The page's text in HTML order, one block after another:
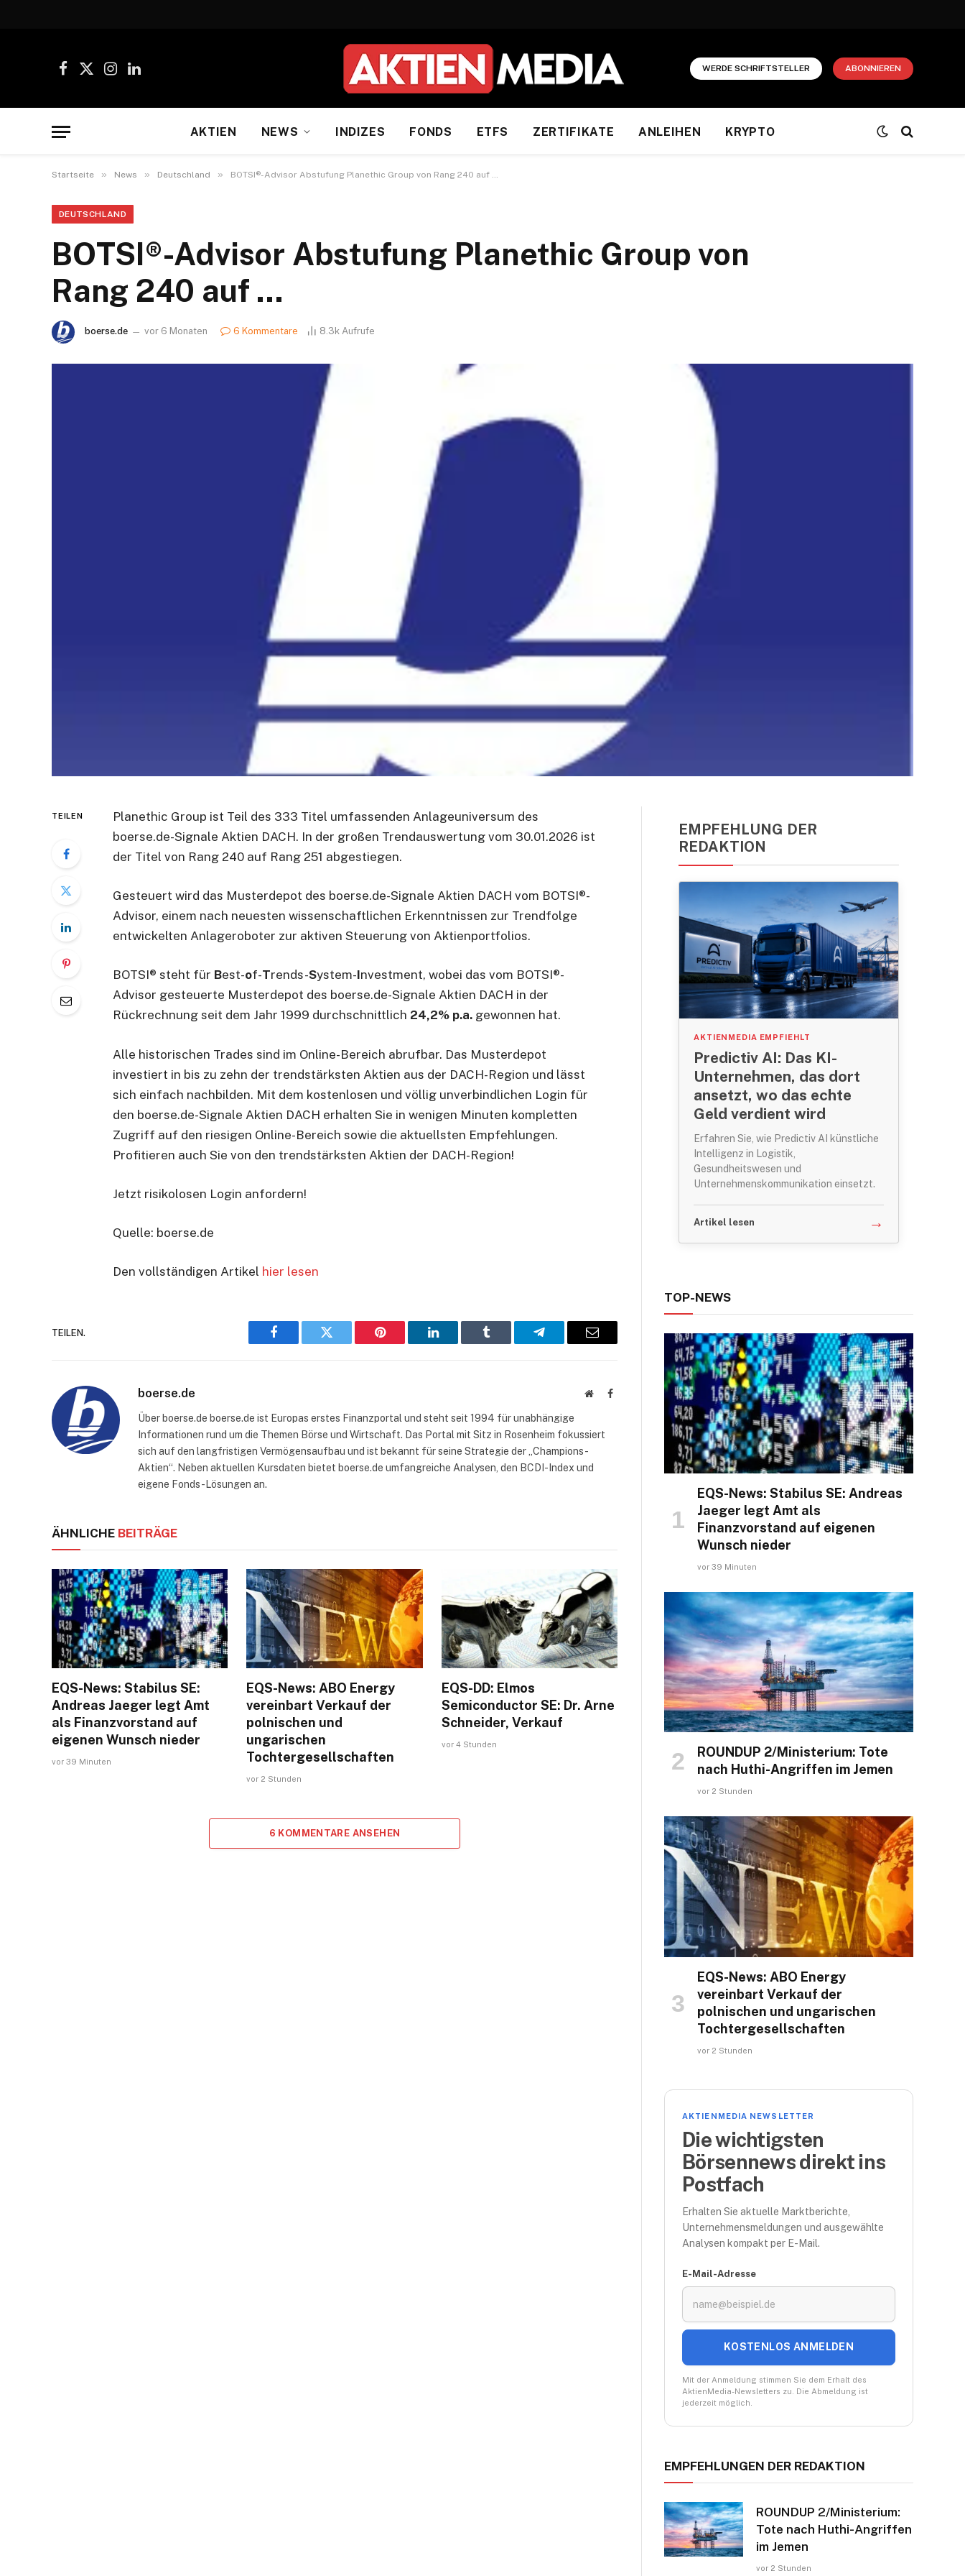
Facebook
X
InstagramLinkedIn
WERDE SCHRIFTSTELLER ABONNIEREN
AKTIEN NEWS INDIZES FONDS ETFS ZERTIFIKATE ANLEIHEN KRYPTO
Startseite » News » Deutschland » BOTSI®-Advisor Abstufung Planethic Group von Rang 240 auf …
DEUTSCHLAND
BOTSI®-Advisor Abstufung Planethic Group von
Rang 240 auf …
boerse.de vor 6 Monaten 6 Kommentare 8.3k Aufrufe
TEILEN
Planethic Group ist Teil des 333 Titel umfassenden Anlageuniversum des
boerse.de-Signale Aktien DACH. In der großen Trendauswertung vom 30.01.2026 ist
der Titel von Rang 240 auf Rang 251 abgestiegen.
Gesteuert wird das Musterdepot des boerse.de-Signale Aktien DACH vom BOTSI®-
Advisor, einem nach neuesten wissenschaftlichen Erkenntnissen zur Trendfolge
entwickelten Anlageroboter zur aktiven Steuerung von Aktienportfolios.
BOTSI® steht für Best-of-Trends-System-Investment, wobei das vom BOTSI®-
Advisor gesteuerte Musterdepot des boerse.de-Signale Aktien DACH in der
Rückrechnung seit dem Jahr 1999 durchschnittlich 24,2% p.a. gewonnen hat.
Alle historischen Trades sind im Online-Bereich abrufbar. Das Musterdepot
investiert in bis zu zehn der trendstärksten Aktien aus der DACH-Region und lässt
sich einfach nachbilden. Mit dem kostenlosen und völlig unverbindlichen Login für
den boerse.de-Signale Aktien DACH erhalten Sie in wenigen Minuten kompletten
Zugriff auf den riesigen Online-Bereich sowie die aktuellsten Empfehlungen.
Profitieren auch Sie von den trendstärksten Aktien der DACH-Region!
Jetzt risikolosen Login anfordern!
Quelle: boerse.de
Den vollständigen Artikel hier lesen
TEILEN.
Facebook Twitter Pinterest LinkedIn Tumblr Telegram E-
boerse.de WebsiteFacebook
Über boerse.de boerse.de ist Europas erstes Finanzportal und steht seit 1994 für unabhängige
Informationen rund um die Themen Börse und Wirtschaft. Das Portal mit Sitz in Rosenheim fokussiert
sich auf den langfristigen Vermögensaufbau und ist bekannt für seine Strategie der „Champions-
Aktien“. Neben aktuellen Kursdaten bietet boerse.de umfangreiche Analysen, den BCDI-Index und
eigene Fonds-Lösungen an.
ÄHNLICHE BEITRÄGE
EQS-News: Stabilus SE:
Andreas Jaeger legt Amt
als Finanzvorstand auf
eigenen Wunsch nieder
vor 39 Minuten
EQS-News: ABO Energy
vereinbart Verkauf der
polnischen und
ungarischen
Tochtergesellschaften
vor 2 Stunden
EQS-DD: Elmos
Semiconductor SE: Dr. Arne
Schneider, Verkauf
vor 4 Stunden
6 KOMMENTARE ANSEHEN
EMPFEHLUNG DER
REDAKTION
AKTIENMEDIA EMPFIEHLT
Predictiv AI: Das KI-
Unternehmen, das dort
ansetzt, wo das echte
Geld verdient wird
Erfahren Sie, wie Predictiv AI künstliche
Intelligenz in Logistik,
Gesundheitswesen und
Unternehmenskommunikation einsetzt.
Artikel lesen →
TOP-NEWS
EQS-News: Stabilus SE: Andreas
Jaeger legt Amt als
Finanzvorstand auf eigenen
Wunsch nieder
vor 39 Minuten
ROUNDUP 2/Ministerium: Tote
nach Huthi-Angriffen im Jemen
vor 2 Stunden
EQS-News: ABO Energy
vereinbart Verkauf der
polnischen und ungarischen
Tochtergesellschaften
vor 2 Stunden
AKTIENMEDIA NEWSLETTER
Die wichtigsten
Börsennews direkt ins
Postfach
Erhalten Sie aktuelle Marktberichte,
Unternehmensmeldungen und ausgewählte
Analysen kompakt per E-Mail.
E-Mail-Adresse
KOSTENLOS ANMELDEN
Mit der Anmeldung stimmen Sie dem Erhalt des
AktienMedia-Newsletters zu. Die Abmeldung ist
jederzeit möglich.
EMPFEHLUNGEN DER REDAKTION
ROUNDUP 2/Ministerium:
Tote nach Huthi-Angriffen
im Jemen
vor 2 Stunden